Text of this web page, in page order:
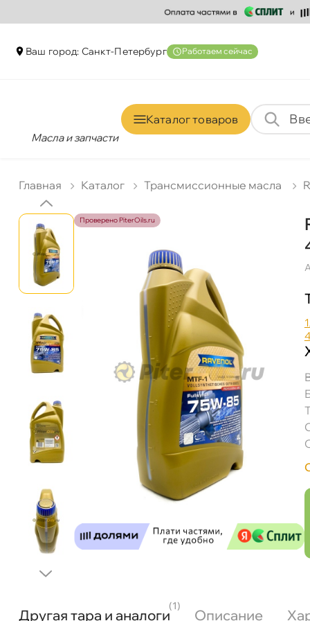
аш город: Санкт-Петербур Работаем сейчас
Масла и запчасти
Каталог товаро
Главная Катало Трансмиссионные масла
Проверено PiterOils.ru
Другая тара и аналоги
(1)
Описание